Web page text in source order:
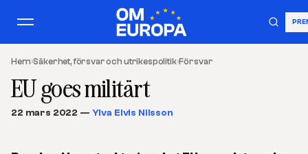
Hem›Säkerhet, försvar och utrikespolitik›Försvar
EU goes militärt
22 mars 2022 — Ylva Elvis Nilsson